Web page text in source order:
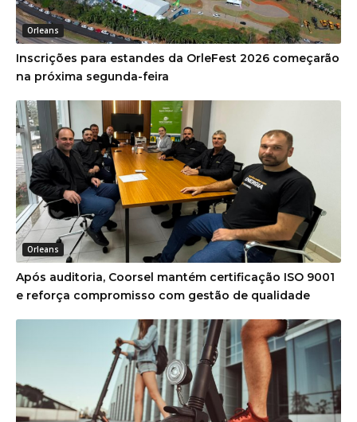
Orleans
Inscrições para estandes da OrleFest 2026 começarão
na próxima segunda-feira
Orleans
Após auditoria, Coorsel mantém certificação ISO 9001
e reforça compromisso com gestão de qualidade